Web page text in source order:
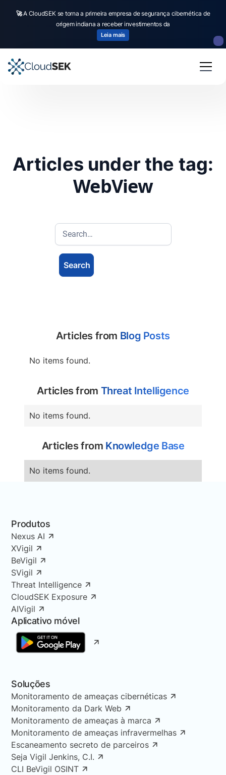
🚀A CloudSEK se torna a primeira empresa de segurança cibernética de
origem indiana a receber investimentos da
Leia mais
Articles under the tag:
WebView
Articles from Blog Posts
No items found.
Articles from Threat Intelligence
No items found.
Articles from Knowledge Base
No items found.
Produtos
Nexus AI
XVigil
BeVigil
SVigil
Threat Intelligence
CloudSEK Exposure
AIVigil
Aplicativo móvel
Soluções
Monitoramento de ameaças cibernéticas
Monitoramento da Dark Web
Monitoramento de ameaças à marca
Monitoramento de ameaças infravermelhas
Escaneamento secreto de parceiros
Seja Vigil Jenkins, C.I.
CLI BeVigil OSINT